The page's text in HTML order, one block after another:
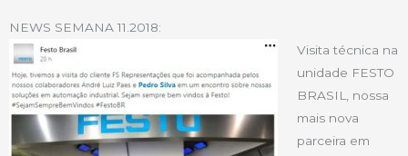
NEWS SEMANA 11.2018:
Visita técnica na
unidade FESTO
BRASIL, nossa
mais nova
parceira em